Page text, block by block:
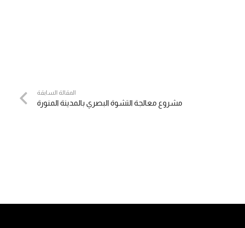
المقالة السابقة
مشروع معالجة التشوة البصري بالمدينة المنورة